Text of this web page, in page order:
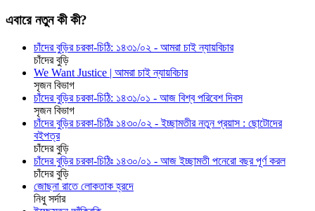
এবারে নতুন কী কী?
চাঁদের বুড়ির চরকা-চিঠি: ১৪৩১/০২ - আমরা চাই ন্যায়বিচার
চাঁদের বুড়ি
We Want Justice | আমরা চাই ন্যায়বিচার
সৃজন বিভাগ
চাঁদের বুড়ির চরকা-চিঠি: ১৪৩১/০১ - আজ বিশ্ব পরিবেশ দিবস
সৃজন বিভাগ
চাঁদের বুড়ির চরকা-চিঠিঃ ১৪৩০/০২ - ইচ্ছামতীর নতুন প্রয়াস : ছোটোদের
বইপত্র
চাঁদের বুড়ি
চাঁদের বুড়ির চরকা-চিঠিঃ ১৪৩০/০১ - আজ ইচ্ছামতী পনেরো বছর পূর্ণ করল
চাঁদের বুড়ি
জোছনা রাতে লোকতাক হ্রদে
নিধু সর্দার